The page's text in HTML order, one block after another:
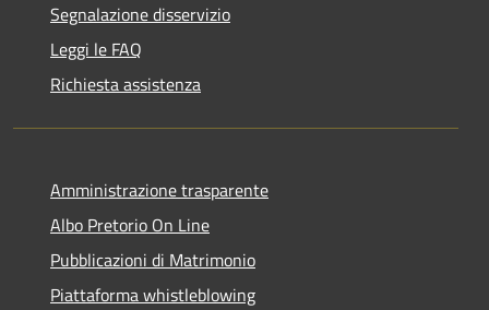
Segnalazione disservizio
Leggi le FAQ
Richiesta assistenza
Amministrazione trasparente
Albo Pretorio On Line
Pubblicazioni di Matrimonio
Piattaforma whistleblowing